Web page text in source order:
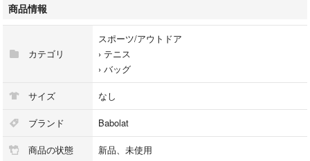
商品情報
カテゴリ
スポーツ/アウトドア
› テニス
› バッグ
サイズ なし
ブランド Babolat
商品の状態 新品、未使用